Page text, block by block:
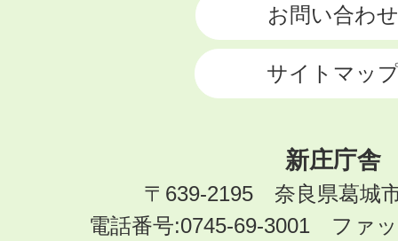
お問い合わせ
サイトマッ
新庄庁舎
〒639-2195 奈良県葛城
電話番号:0745-69-3001 ファ